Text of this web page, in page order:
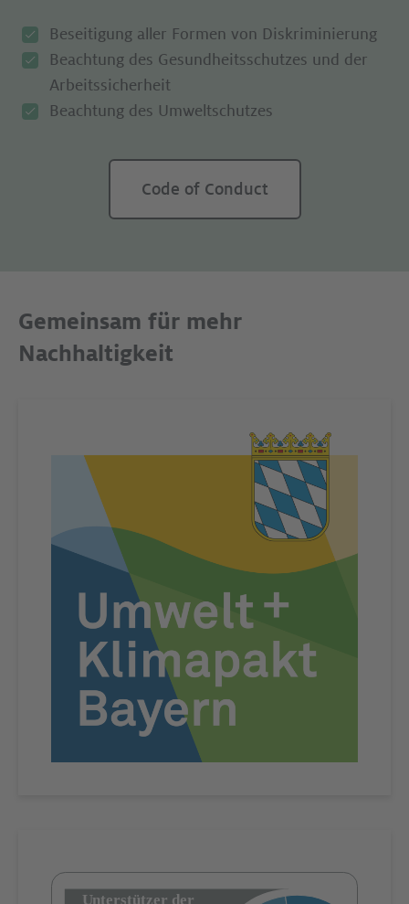
Beseitigung aller Formen von Diskriminierung
Beachtung des Gesundheitsschutzes und der
Arbeits­sicherheit
Beachtung des Umweltschutzes
Code of Conduct
Gemeinsam für mehr
Nachhaltigkeit